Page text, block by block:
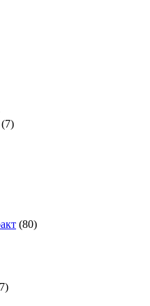
(7)
(80)